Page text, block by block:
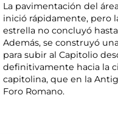
La pavimentación del
inició rápidamente, pero
estrella no concluyó hasta
Además, se construyó
para subir al Capitolio
definitivamente hacia la
capitolina, que en la
Foro Romano.